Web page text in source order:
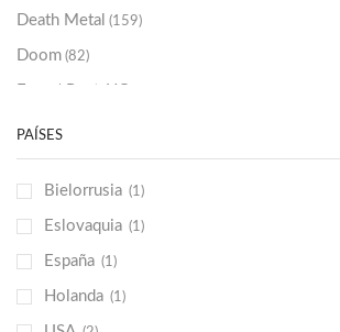
Death Metal (159)
Doom (82)
Grindcore
Hard Rock (48)
Hardcore (153)
Heavy Metal (91)
Otros (38)
Prog (25)
PAÍSES
Bielorrusia (1)
Eslovaquia (1)
España (1)
Holanda (1)